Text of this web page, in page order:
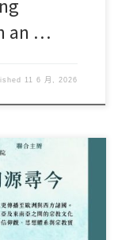
an …
11 6 月, 2026
，敬請注意，